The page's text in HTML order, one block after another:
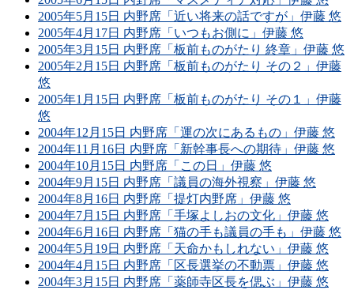
2005年5月15日 内野席「近い将来の話ですが」伊藤 悠
2005年4月17日 内野席「いつもお側に」伊藤 悠
2005年3月15日 内野席「板前ものがたり 終章」伊藤 悠
2005年2月15日 内野席「板前ものがたり その２」伊藤
悠
2005年1月15日 内野席「板前ものがたり その１」伊藤
悠
2004年12月15日 内野席「運の次にあるもの」伊藤 悠
2004年11月16日 内野席「新幹事長への期待」伊藤 悠
2004年10月15日 内野席「この日」伊藤 悠
2004年9月15日 内野席「議員の海外視察」伊藤 悠
2004年8月16日 内野席「提灯内野席」伊藤 悠
2004年7月15日 内野席「手塚よしおの文化」伊藤 悠
2004年6月16日 内野席「猫の手も議員の手も」伊藤 悠
2004年5月19日 内野席「天命かもしれない」伊藤 悠
2004年4月15日 内野席「区長選挙の不動票」伊藤 悠
2004年3月15日 内野席「薬師寺区長を偲ぶ」伊藤 悠